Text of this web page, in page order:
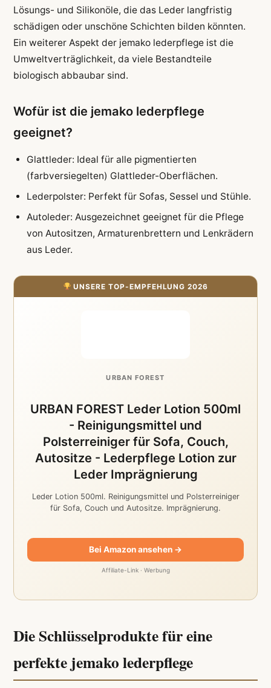
Lösungs- und Silikonöle, die das Leder langfristig
schädigen oder unschöne Schichten bilden könnten.
Ein weiterer Aspekt der jemako lederpflege ist die
Umweltverträglichkeit, da viele Bestandteile
biologisch abbaubar sind.
Wofür ist die jemako lederpflege
geeignet?
Glattleder: Ideal für alle pigmentierten
(farbversiegelten) Glattleder-Oberflächen.
Lederpolster: Perfekt für Sofas, Sessel und Stühle.
Autoleder: Ausgezeichnet geeignet für die Pflege
von Autositzen, Armaturenbrettern und Lenkrädern
aus Leder.
UNSERE TOP-EMPFEHLUNG 2026
URBAN FOREST
URBAN FOREST Leder Lotion 500ml
- Reinigungsmittel und
Polsterreiniger für Sofa, Couch,
Autositze - Lederpflege Lotion zur
Leder Imprägnierung
Leder Lotion 500ml. Reinigungsmittel und Polsterreiniger
für Sofa, Couch und Autositze. Imprägnierung.
Bei Amazon ansehen →
Affiliate-Link · Werbung
Die Schlüsselprodukte für eine
perfekte jemako lederpflege